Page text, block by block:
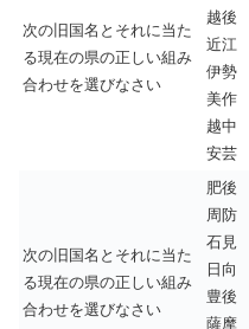
次の旧国名とそれに当た
る現在の県の正しい組み
合わせを選びなさい
越後
近江
伊勢
美作
越中
安芸
次の旧国名とそれに当た
る現在の県の正しい組み
合わせを選びなさい
肥後
周防
石見
日向
豊後
薩摩